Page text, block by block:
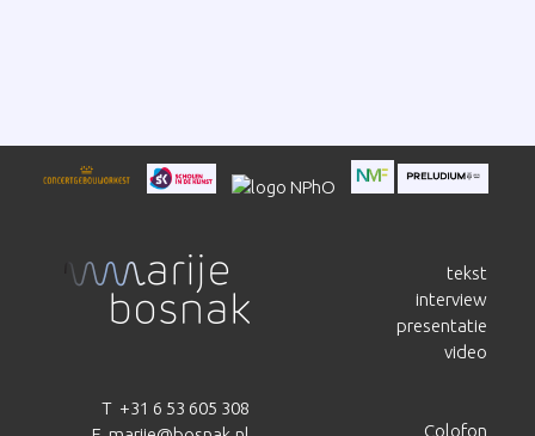
T +31 6 53 605 308
tekst
interview
presentatie
video
Colofon